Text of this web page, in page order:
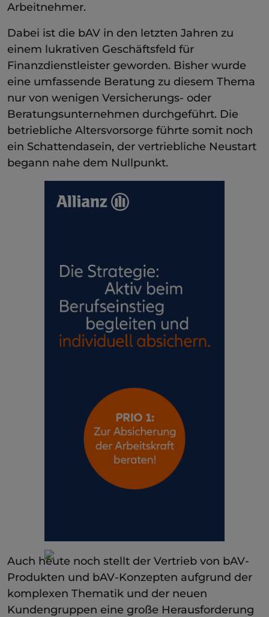
Arbeitnehmer.
Dabei ist die bAV in den letzten Jahren zu
einem lukrativen Geschäftsfeld für
Finanzdienstleister geworden. Bisher wurde
eine umfassende Beratung zu diesem Thema
nur von wenigen Versicherungs- oder
Beratungsunternehmen durchgeführt. Die
betriebliche Altersvorsorge führte somit noch
ein Schattendasein, der vertriebliche Neustart
begann nahe dem Nullpunkt.
Auch heute noch stellt der Vertrieb von bAV-
Produkten und bAV-Konzepten aufgrund der
komplexen Thematik und der neuen
Kundengruppen eine große Herausforderung